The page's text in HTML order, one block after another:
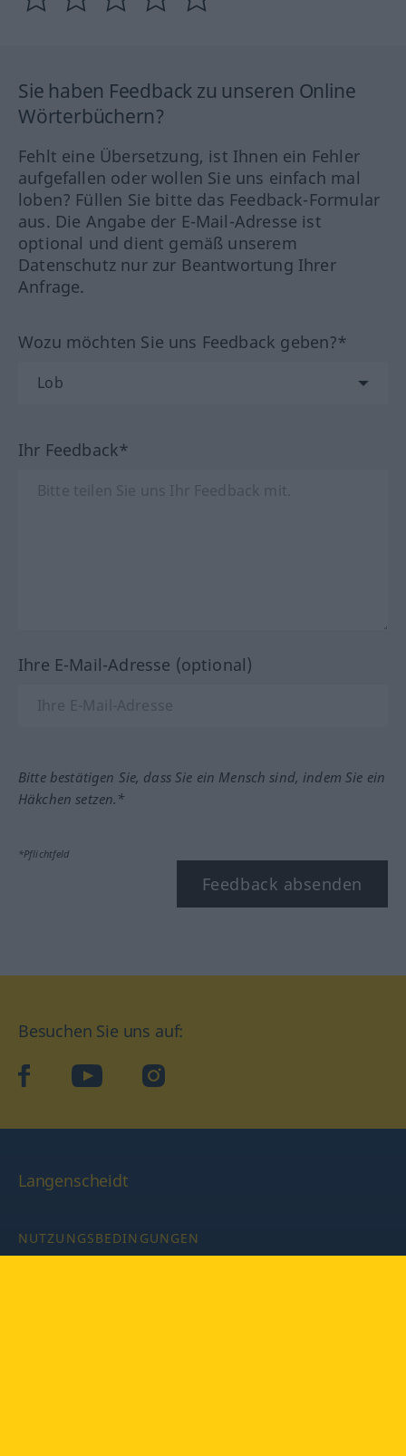
Sie haben Feedback zu unseren Online
Wörterbüchern?
Fehlt eine Übersetzung, ist Ihnen ein Fehler
aufgefallen oder wollen Sie uns einfach mal
loben? Füllen Sie bitte das Feedback-Formular
aus. Die Angabe der E-Mail-Adresse ist
optional und dient gemäß unserem
Datenschutz nur zur Beantwortung Ihrer
Anfrage.
Wozu möchten Sie uns Feedback geben?*
Ihr Feedback*
Ihre E-Mail-Adresse (optional)
Bitte bestätigen Sie, dass Sie ein Mensch sind, indem Sie ein
Häkchen setzen.*
*Pflichtfeld
Feedback absenden
Besuchen Sie uns auf:
facebookYouTube Instagram
Langenscheidt
NUTZUNGSBEDINGUNGEN